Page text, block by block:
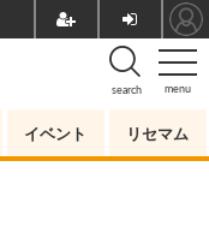
menu
search
イベント リセマム